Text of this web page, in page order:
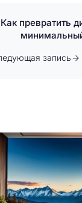
Как превратить
запись